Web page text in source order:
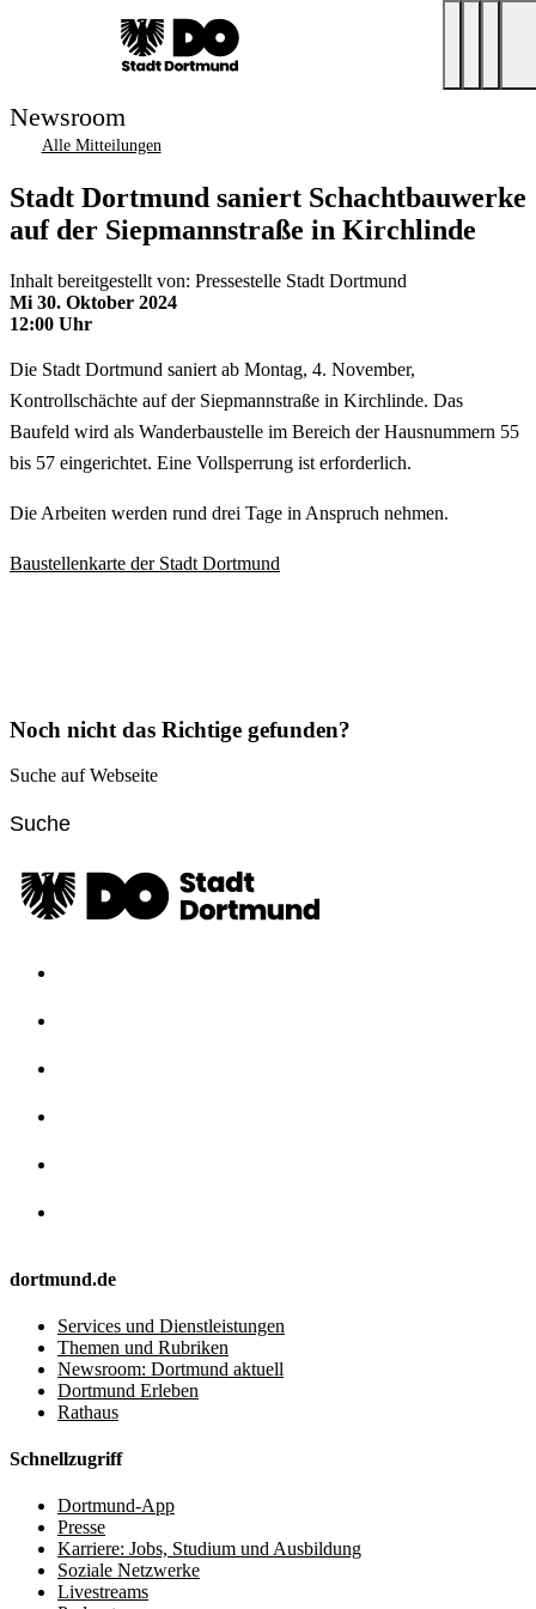
Newsroom
Alle Mitteilungen
Stadt Dortmund saniert Schachtbauwerke
auf der Siepmannstraße in Kirchlinde
Inhalt bereitgestellt von: Pressestelle Stadt Dortmund
Mi 30. Oktober 2024
12:00 Uhr
Die Stadt Dortmund saniert ab Montag, 4. November,
Kontrollschächte auf der Siepmannstraße in Kirchlinde. Das
Baufeld wird als Wanderbaustelle im Bereich der Hausnummern 55
bis 57 eingerichtet. Eine Vollsperrung ist erforderlich.
Die Arbeiten werden rund drei Tage in Anspruch nehmen.
Baustellenkarte der Stadt Dortmund
Noch nicht das Richtige gefunden?
Suche auf Webseite
dortmund.de
Services und Dienstleistungen
Themen und Rubriken
Newsroom: Dortmund aktuell
Dortmund Erleben
Rathaus
Schnellzugriff
Dortmund-App
Presse
Karriere: Jobs, Studium und Ausbildung
Soziale Netzwerke
Livestreams